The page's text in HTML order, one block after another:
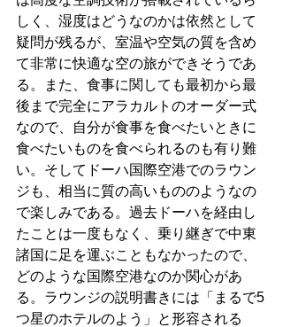
しく、湿度はどうなのかは依然として
疑問が残るが、室温や空気の質を含め
て非常に快適な空の旅ができそうであ
る。また、食事に関しても最初から最
後まで完全にアラカルトのオーダー式
なので、自分が食事を食べたいときに
食べたいものを食べられるのも有り難
い。そしてドーハ国際空港でのラウン
ジも、相当に質の高いもののようなの
で楽しみである。過去ドーハを経由し
たことは一度もなく、乗り継ぎで中東
諸国に足を運ぶこともなかったので、
どのような国際空港なのか関心があ
る。ラウンジの説明書きには「まるで5
つ星のホテルのよう」と形容される